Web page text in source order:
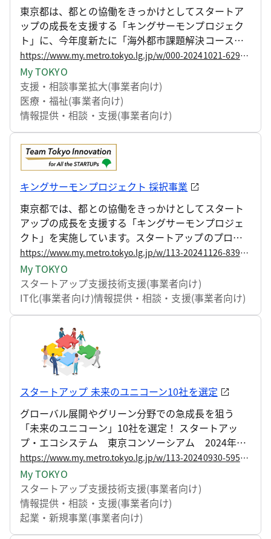
東京都は、都との協働をきっかけとしてスタートア
ップの成長を支援する「キングサーモンプロジェク
ト」に、今年度新たに「海外都市課題解決コース」
を設置しました。
https://www.my.metro.tokyo.lg.jp/w/000-20241021-62937219
My TOKYO
支援・相談事業拡大(事業者向け)
医療・福祉(事業者向け)
情報提供・相談・支援(事業者向け)
キングサーモンプロジェクト 採択事業
東京都では、都との協働をきっかけとしてスタート
アップの成長を支援する「キングサーモンプロジェ
クト」を実施しています。スタートアップのプロダ
クトやサービスの都政現場等での実証から海外市場
へ向けた事業展開のサポートまで、一気通貫の支援
を行うことで、グローバル市場を席捲し、今後のロ
ールモデルとなるような課題解決型のスタートアッ
https://www.my.metro.tokyo.lg.jp/w/113-20241126-83932566
My TOKYO
スタートアップ支援技術支援(事業者向け)
IT化(事業者向け)情報提供・相談・支援(事業者向け)
スタートアップ 未来のユニコーン10社を選定
グローバル展開やグリーン分野での急成長を狙う
「未来のユニコーン」10社を選定！ スタートアッ
プ・エコシステム 東京コンソーシアム 2024年度
支援プログラム
https://www.my.metro.tokyo.lg.jp/w/113-20240930-59532656
My TOKYO
スタートアップ支援技術支援(事業者向け)
情報提供・相談・支援(事業者向け)
起業・新規事業(事業者向け)